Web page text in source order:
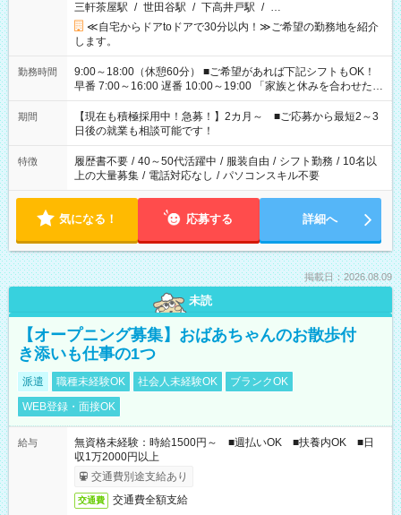
三軒茶屋駅 / 世田谷駅 / 下高井戸駅 / …
≪自宅からドアtoドアで30分以内！≫ご希望の勤務地を紹介
します。
勤務時間
9:00～18:00（休憩60分） ■ご希望があれば下記シフトもOK！
早番 7:00～16:00 遅番 10:00～19:00 「家族と休みを合わせた
い」 「余裕を持って夕飯の準備がしたい」 「できれば残業はし
たくない」 など、ご希望を教えてくださいね。 ※Wワーク希望
の方へ 今ご覧のお仕事で希望する勤務時間と、もう1つのお仕事
の勤務時間。 合計で週40時間を超える場合は応募できません。
期間
【現在も積極採用中！急募！】2カ月～ ■ご応募から最短2～3
日後の就業も相談可能です！
特徴 履歴書不要 / 40～50代活躍中 / 服装自由 / シフト勤務 / 10名以
上の大量募集 / 電話対応なし / パソコンスキル不要
気になる！ 応募する 詳細へ
掲載日：2026.08.09
未読
【オープニング募集】おばあちゃんのお散歩付
き添いも仕事の1つ
派遣 職種未経験OK 社会人未経験OK
ブランクOK
WEB登録・面接OK
給与
無資格未経験：時給1500円～ ■週払いOK ■扶養内OK ■日
収1万2000円以上
交通費別途支給あり
交通費 交通費全額支給